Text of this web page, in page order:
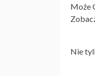
Może
Nie